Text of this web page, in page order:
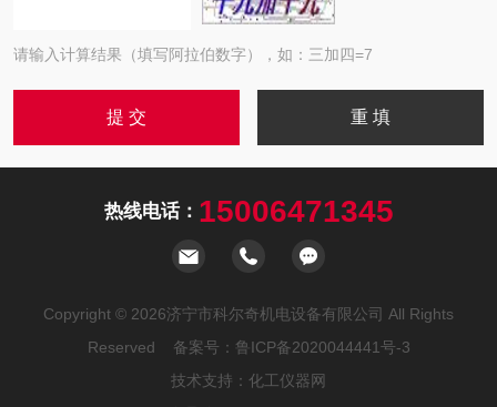
请输入计算结果（填写阿拉伯数字），如：三加四=7
热线电话： 15006471345
Copyright © 2026济宁市科尔奇机电设备有限公司 All Rights
Reserved 备案号： 鲁ICP备2020044441号-3
技术支持： 化工仪器网